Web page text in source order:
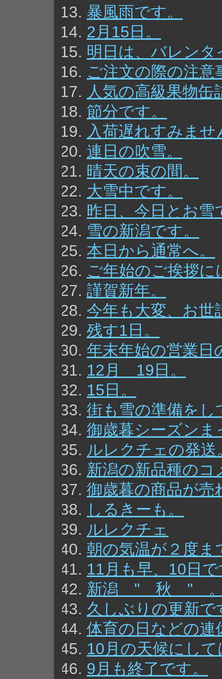
暴風雨です。
2月15日。
明日は、バレンタ
ご注文の際の注意
人気の高級果物缶
節分です。
入荷遅れすみませ
連日の吹雪。
晴天の束の間。
大雪中です。
昨日、今日とお雪
雪の新潟です。
本日から通常へ。
ご年始のご挨拶に
謹賀新年。
今年も大変、お世
残す1日。
年末年始の営業日
12月 19日。
15日。
街も雪の準備をし
御歳暮シーズンま
ルレクチェの発送
新潟の新品種のコ
御歳暮の商品が売
しるきーも。
ルレクチェ
朝の気温が２度
11月も早、10日
新潟 " 秋 "
久しぶりの更新で
体育の日などの連
10月の天候にし
9月も終了です。